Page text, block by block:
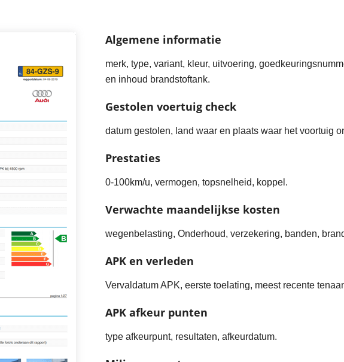
Algemene informatie
merk, type, variant, kleur, uitvoering,
en inhoud brandstoftank.
Gestolen voertuig check
datum gestolen, land waar en plaats waar het voortuig
Prestaties
0-100km/u, vermogen, topsnelheid, koppel.
Verwachte maandelijkse kosten
wegenbelasting, Onderhoud, verzekering, banden,
APK en verleden
Vervaldatum APK, eerste toelating, meest recente
APK afkeur punten
type afkeurpunt, resultaten, afkeurdatum.